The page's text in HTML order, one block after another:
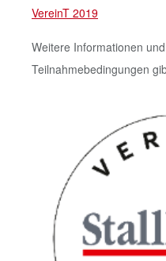
VereinT 2019
Weitere Informationen
Teilnahmebedingungen